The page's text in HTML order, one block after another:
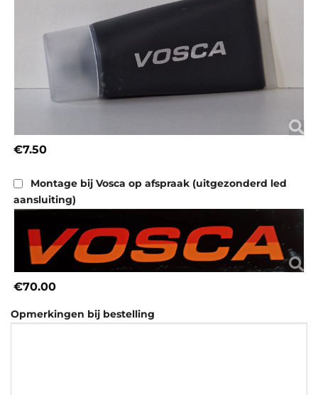
€7.50
Montage bij Vosca op afspraak (uitgezonderd led
aansluiting)
€70.00
Opmerkingen bij bestelling